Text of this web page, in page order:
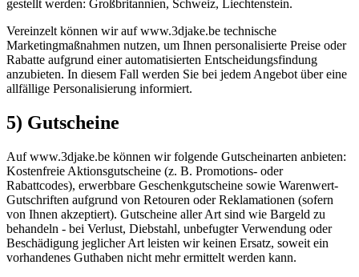
gestellt werden: Großbritannien, Schweiz, Liechtenstein.
Vereinzelt können wir auf www.3djake.be technische
Marketingmaßnahmen nutzen, um Ihnen personalisierte Preise oder
Rabatte aufgrund einer automatisierten Entscheidungsfindung
anzubieten. In diesem Fall werden Sie bei jedem Angebot über eine
allfällige Personalisierung informiert.
5) Gutscheine
Auf www.3djake.be können wir folgende Gutscheinarten anbieten:
Kostenfreie Aktionsgutscheine (z. B. Promotions- oder
Rabattcodes), erwerbbare Geschenkgutscheine sowie Warenwert-
Gutschriften aufgrund von Retouren oder Reklamationen (sofern
von Ihnen akzeptiert). Gutscheine aller Art sind wie Bargeld zu
behandeln - bei Verlust, Diebstahl, unbefugter Verwendung oder
Beschädigung jeglicher Art leisten wir keinen Ersatz, soweit ein
vorhandenes Guthaben nicht mehr ermittelt werden kann.